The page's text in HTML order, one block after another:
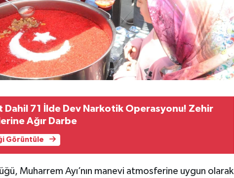
Dahil 71 İlde Dev Narkotik Operasyonu! Zehir
Ağır Darbe
Görüntüle
Muharrem Ayı’nın manevi atmosferine uygun olarak